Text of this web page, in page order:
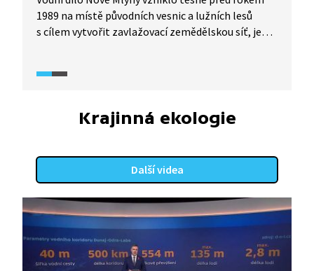
1989 na místě původních vesnic a lužních lesů
s cílem vytvořit zavlažovací zemědělskou síť, jež
megalomanii a celkově střet společenských
toho, jak se z jedné stavby stalo téměř půl století
neřešitelné politikum, a představuje obraz
a přírodovědců ve střetu s technokratickým
myšlením, a to překvapivě bez ohledu
diskuze a spory odehrávaly.
Krajinná ekologie
Další videa